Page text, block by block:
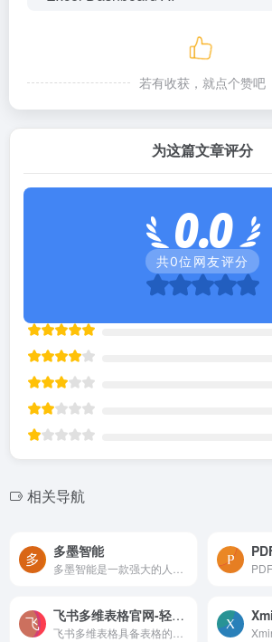
若有收获，就点个赞吧
为这篇文章评分
0.0
共0位网友评分
相关导航
多墨智能
多墨智能是一款强大的人工智能驱动工具，专注于帮助用户在线AI一键生成文档、流程图和思维导图，极大地提升了工作和创意效率。
飞书多维表格官网-轻量级在线数据库与协作平台
飞书多维表格具备表格的轻盈和业务系统的强大。融合了先进AI、在线协作、信息管理和数据可视化能力。让你一表接入200+头部AI产品，3分钟跑通流程，10分钟搭出BI仪表盘，半小时取代业务系统。